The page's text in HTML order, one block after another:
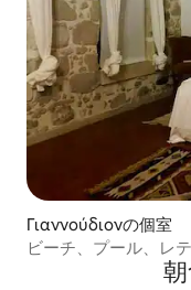
Γιαννούδιονの個室
ビーチ、プール、レ